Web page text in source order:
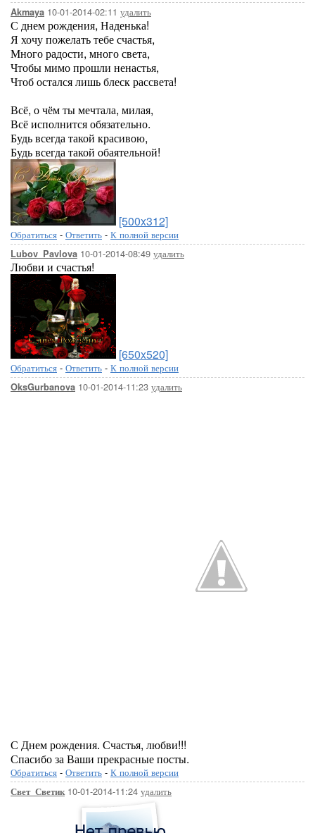
Akmaya 10-01-2014-02:11 удалить
С днем рождения, Наденька!
Я хочу пожелать тебе счастья,
Много радости, много света,
Чтобы мимо прошли ненастья,
Чтоб остался лишь блеск рассвета!
Всё, о чём ты мечтала, милая,
Всё исполнится обязательно.
Будь всегда такой красивою,
Будь всегда такой обаятельной!
[500x312]
Обратиться - Ответить - К полной версии
Lubov_Pavlova 10-01-2014-08:49 удалить
Любви и счастья!
[650x520]
Обратиться - Ответить - К полной версии
OksGurbanova 10-01-2014-11:23 удалить
С Днем рождения. Счастья, любви!!!
Спасибо за Ваши прекрасные посты.
Обратиться - Ответить - К полной версии
Свет_Светик10-01-2014-11:24 удалить